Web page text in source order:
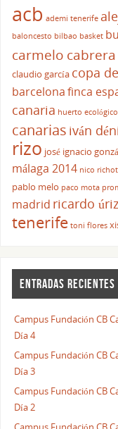
acb ademi tenerife
baloncesto bilbao basket
carmelo cabrera
claudio garcía copa
barcelonafinca
canaria huerto ecológico
canarias iván
rizo josé ignacio
málaga 2014 nico
pablo melo paco mota
madrid ricardo úriz
tenerife toni flores
ENTRADAS RECIENTES
Campus Fundación CB
Día 4
Campus Fundación CB
Día 3
Campus Fundación CB
Día 2